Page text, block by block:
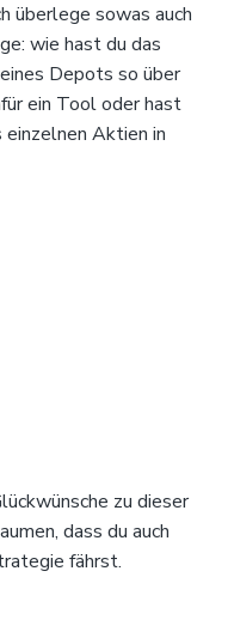
überlege sowas auch
wie hast du das
Depots so über
ein Tool oder hast
Aktien in
zu dieser
dass du auch
fährst.